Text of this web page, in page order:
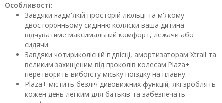
Особливості:
Завдяки надм'якій просторій люльці та м'якому
двосторонньому сидінню коляски ваша дитина
відчуватиме максимальний комфорт, лежачи або
сидячи.
Завдяки чотириколісній підвісці, амортизаторам Xtrail та
великим захищеним від проколів колесам Plaza+
перетворить вибоїсту міську поїздку на плавну.
Plaza+ містить безліч дивовижних функцій, які зроблять
кожен день легким для батьків та забезпечать